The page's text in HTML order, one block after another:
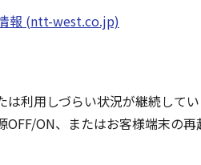
報 (ntt-west.co.jp)
は利用しづらい状況が継続して
ON、またはお客様端末の再